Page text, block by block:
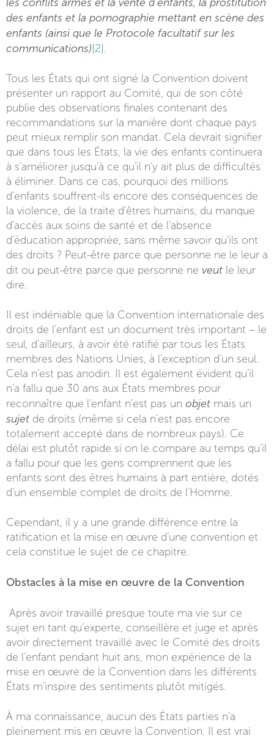
les conflits armés et la vente d’enfants, la prostitution
des enfants et la pornographie mettant en scène des
enfants (ainsi que le Protocole facultatif sur les
communications) [2].
Tous les États qui ont signé la Convention doivent
présenter un rapport au Comité, qui de son côté
publie des observations finales contenant des
recommandations sur la manière dont chaque pays
peut mieux remplir son mandat. Cela devrait signifier
que dans tous les États, la vie des enfants continuera
à s’améliorer jusqu’à ce qu’il n’y ait plus de difficultés
à éliminer. Dans ce cas, pourquoi des millions
d’enfants souffrent-ils encore des conséquences de
la violence, de la traite d’êtres humains, du manque
d’accès aux soins de santé et de l’absence
d’éducation appropriée, sans même savoir qu’ils ont
des droits ? Peut-être parce que personne ne le leur a
dit ou peut-être parce que personne ne veut le leur
dire.
Il est indéniable que la Convention internationale des
droits de l’enfant est un document très important – le
seul, d’ailleurs, à avoir été ratifié par tous les États
membres des Nations Unies, à l’exception d’un seul.
Cela n’est pas anodin. Il est également évident qu’il
n’a fallu que 30 ans aux États membres pour
reconnaître que l’enfant n’est pas un objet mais un
sujet de droits (même si cela n’est pas encore
totalement accepté dans de nombreux pays). Ce
délai est plutôt rapide si on le compare au temps qu’il
a fallu pour que les gens comprennent que les
enfants sont des êtres humains à part entière, dotés
d’un ensemble complet de droits de l’Homme.
Cependant, il y a une grande différence entre la
ratification et la mise en œuvre d’une convention et
cela constitue le sujet de ce chapitre.
Obstacles à la mise en œuvre de la Convention
Après avoir travaillé presque toute ma vie sur ce
sujet en tant qu’experte, conseillère et juge et après
avoir directement travaillé avec le Comité des droits
de l’enfant pendant huit ans, mon expérience de la
mise en œuvre de la Convention dans les différents
États m’inspire des sentiments plutôt mitigés.
À ma connaissance, aucun des États parties n’a
pleinement mis en œuvre la Convention. Il est vrai